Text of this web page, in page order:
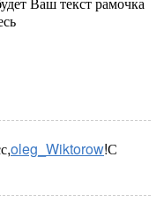
oleg_Wiktorow!С